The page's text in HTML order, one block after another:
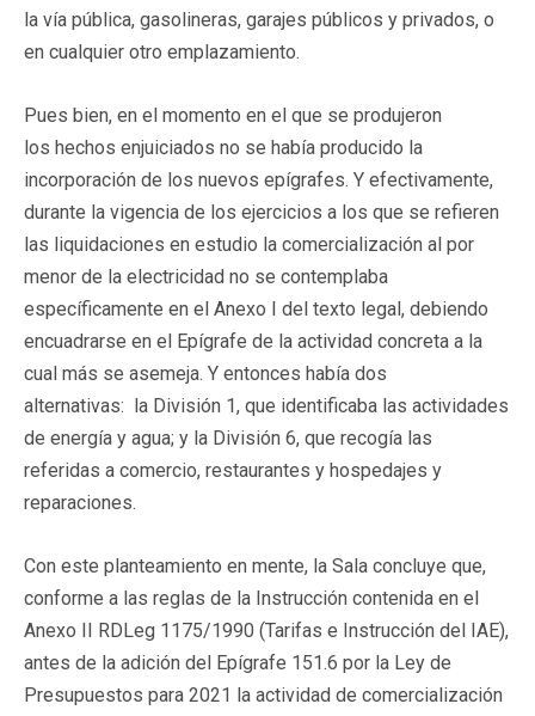
la vía pública, gasolineras, garajes públicos y privados, o
en cualquier otro emplazamiento.
Pues bien, en el momento en el que se produjeron
los hechos enjuiciados no se había producido la
incorporación de los nuevos epígrafes. Y efectivamente,
durante la vigencia de los ejercicios a los que se refieren
las liquidaciones en estudio la comercialización al por
menor de la electricidad no se contemplaba
específicamente en el Anexo I del texto legal, debiendo
encuadrarse en el Epígrafe de la actividad concreta a la
cual más se asemeja. Y entonces había dos
alternativas: la División 1, que identificaba las actividades
de energía y agua; y la División 6, que recogía las
referidas a comercio, restaurantes y hospedajes y
reparaciones.
Con este planteamiento en mente, la Sala concluye que,
conforme a las reglas de la Instrucción contenida en el
Anexo II RDLeg 1175/1990 (Tarifas e Instrucción del IAE),
antes de la adición del Epígrafe 151.6 por la Ley de
Presupuestos para 2021 la actividad de comercialización